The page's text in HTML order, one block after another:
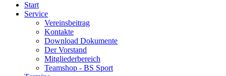
Start
Service
Vereinsbeitrag
Kontakte
Download Dokumente
Der Vorstand
Mitgliederbereich
Teamshop - BS Sport